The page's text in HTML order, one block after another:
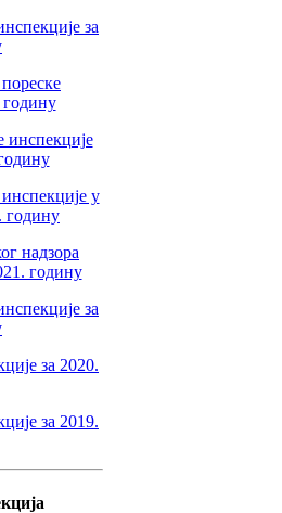
за
годину
инспекције
у
годину
надзора
годину
за
за 2020.
за 2019.